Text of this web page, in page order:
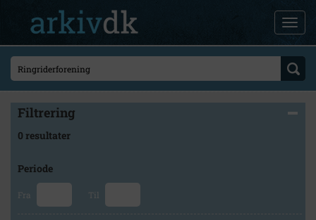
Filtrering
0 resultater
Periode
Fra Til